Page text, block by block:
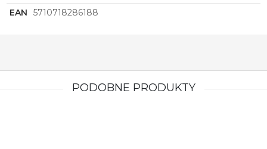
EAN
5710718286188
PODOBNE PRODUKTY